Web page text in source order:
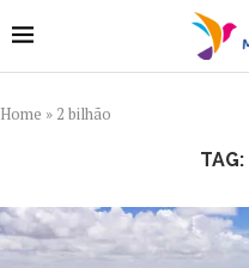
Home » 2 bilhão
TAG: